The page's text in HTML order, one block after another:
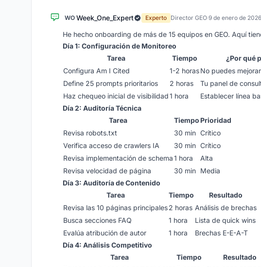
WO Week_One_Expert Experto Director GEO·9 de enero de 2026
He hecho onboarding de más de 15 equipos en GEO. Aquí
Día 1: Configuración de Monitoreo
Tarea
Tiempo
¿Por qué
Configura Am I Cited
1-2 horasNo puedes
Define 25 prompts prioritarios
2 horas
Tu panel de
Haz chequeo inicial de visibilidad1 hora
Establecer línea
Día 2: Auditoría Técnica
Tarea
Tiempo Prioridad
Revisa robots.txt
30 min Crítico
Verifica acceso de crawlers IA
30 min Crítico
Revisa implementación de schema1 hora
Alta
Revisa velocidad de página
30 min Media
Día 3: Auditoría de Contenido
Tarea
Tiempo
Resultado
Revisa las 10 páginas principales2 horas Análisis de brechas
Busca secciones FAQ
1 hora
Lista de quick wins
Evalúa atribución de autor
1 hora
Brechas E-E-A-T
Día 4: Análisis Competitivo
Tarea
Tiempo
Resultado